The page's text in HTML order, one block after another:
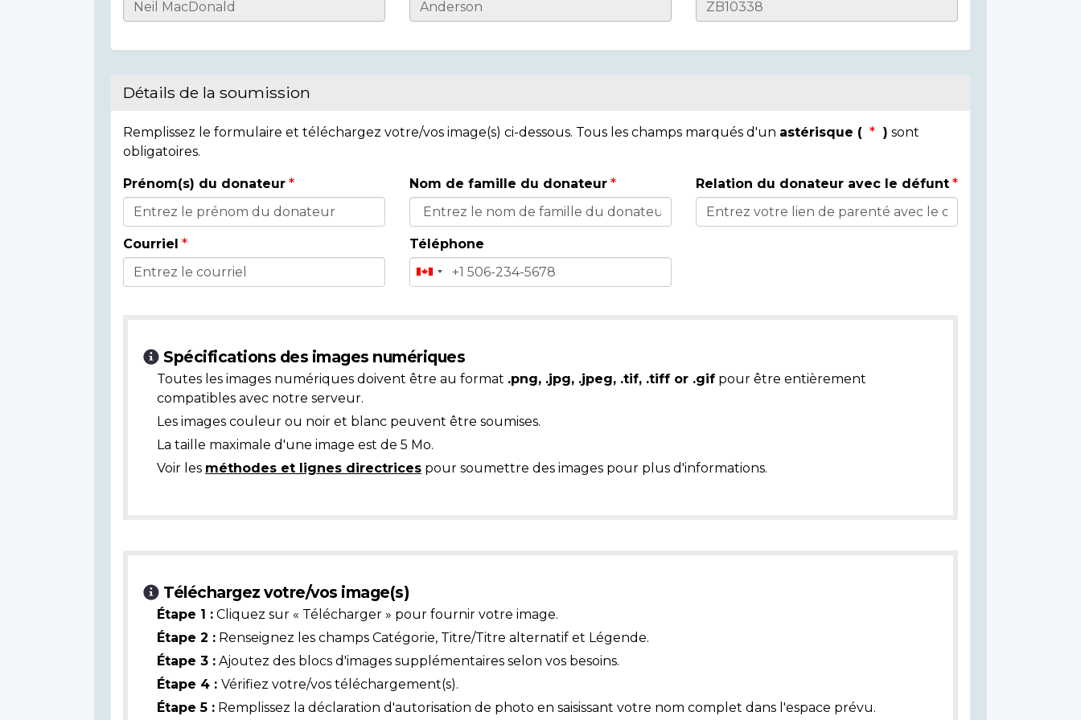
Informations
l'individu
Détails de la soumission
Remplissez le formulaire et téléchargez votre/vos image(s) ci-dessous. Tous les champs marqués d'un astérisque ( ) sont
obligatoires.
Détails
du
donateur
Prénom(s) du donateur Nom de famille du donateur Relation du donateur avec le défunt
Courriel Téléphone
Spécifications des images numériques
Toutes les images numériques doivent être au format .png, .jpg, .jpeg, .tif, .tiff or .gif pour être entièrement
compatibles avec notre serveur.
Les images couleur ou noir et blanc peuvent être soumises.
La taille maximale d'une image est de 5 Mo.
Voir les méthodes et lignes directrices pour soumettre des images pour plus d'informations.
Téléchargez votre/vos image(s)
Étape 1 : Cliquez sur « Télécharger » pour fournir votre image.
Étape 2 : Renseignez les champs Catégorie, Titre/Titre alternatif et Légende.
Étape 3 : Ajoutez des blocs d'images supplémentaires selon vos besoins.
Étape 4 : Vérifiez votre/vos téléchargement(s).
Étape 5 : Remplissez la déclaration d'autorisation de photo en saisissant votre nom complet dans l'espace prévu.